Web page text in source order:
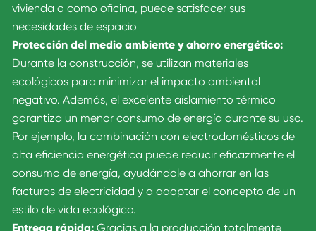
vivienda o como oficina, puede satisfacer sus
necesidades de espacio
Protección del medio ambiente y ahorro energético:
Durante la construcción, se utilizan materiales
ecológicos para minimizar el impacto ambiental
negativo. Además, el excelente aislamiento térmico
garantiza un menor consumo de energía durante su uso.
Por ejemplo, la combinación con electrodomésticos de
alta eficiencia energética puede reducir eficazmente el
consumo de energía, ayudándole a ahorrar en las
facturas de electricidad y a adoptar el concepto de un
estilo de vida ecológico.
Entrega rápida: Gracias a la producción totalmente